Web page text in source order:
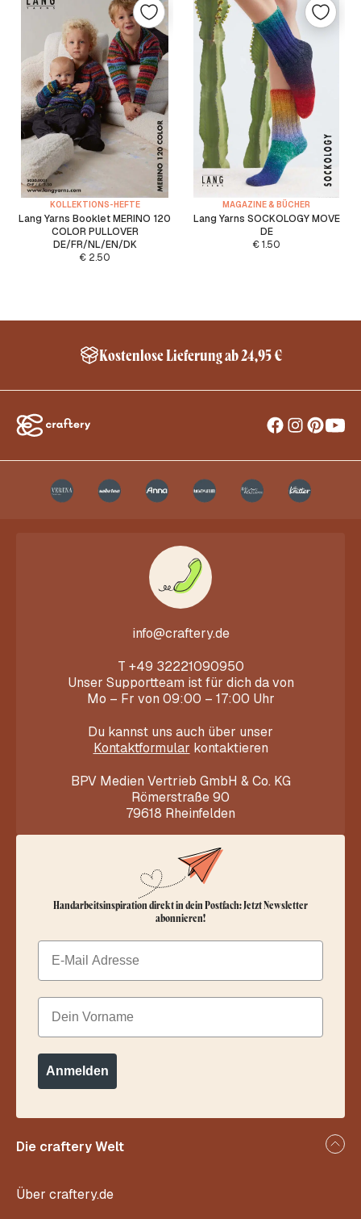
KOLLEKTIONS-HEFTE
Lang Yarns Booklet MERINO 120
COLOR PULLOVER
DE/FR/NL/EN/DK
€ 2.50
MAGAZINE & BÜCHER
Lang Yarns SOCKOLOGY MOVE
DE
€1.50
Kostenlose Lieferung ab 24,95 €
info@craftery.de
T +49 32221090950
Unser Supportteam ist für dich da von
Mo – Fr von 09:00 – 17:00 Uhr
Du kannst uns auch über unser
Kontaktformular kontaktieren
BPV Medien Vertrieb GmbH & Co. KG
Römerstraße 90
79618 Rheinfelden
Die craftery Welt
Über craftery.de
Handarbeitsinspiration direkt in dein Postfach: Jetzt Newsletter
abonnieren!
Email
Dein Vorname
Anmelden